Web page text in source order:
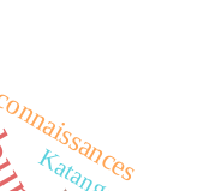
Katanga